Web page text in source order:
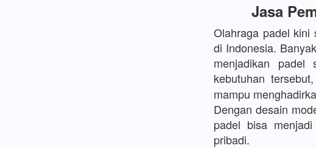
Jasa
Olahraga padel kini
di Indonesia.
menjadikan padel
kebutuhan
mampu
Dengan desain
padel bisa
pribadi.